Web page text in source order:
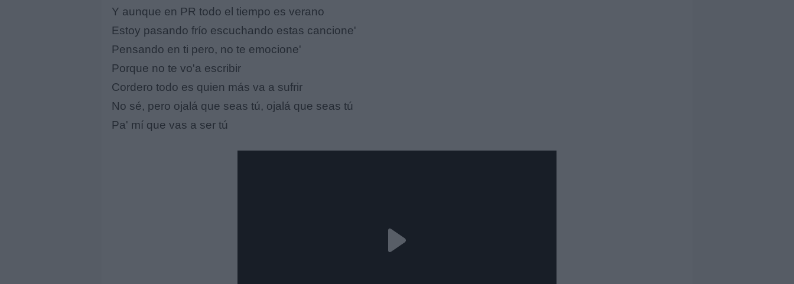
Y aunque en PR todo el tiempo es verano
Estoy pasando frío escuchando estas cancione'
Pensando en ti pero, no te emocione'
Porque no te vo'a escribir
Cordero todo es quien más va a sufrir
No sé, pero ojalá que seas tú, ojalá que seas tú
Pa' mí que vas a ser tú